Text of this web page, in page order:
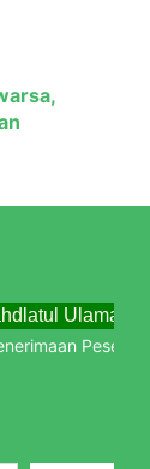
Ulama
Peserta